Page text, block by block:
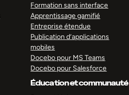
Formation sans interface
Apprentissage gamifié
Entreprise étendue
Publication d’applications
mobiles
Docebo pour MS Teams
Docebo pour Salesforce
Éducation et communauté